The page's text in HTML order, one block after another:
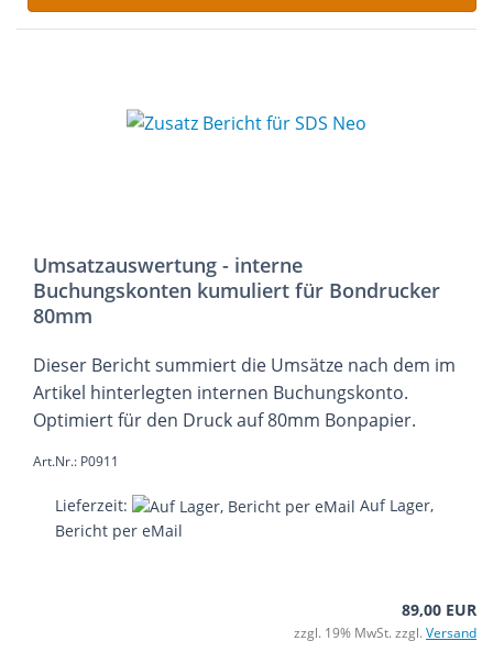
Umsatzauswertung - interne
Buchungskonten kumuliert für Bondrucker
80mm
Dieser Bericht summiert die Umsätze nach dem im
Artikel hinterlegten internen Buchungskonto.
Optimiert für den Druck auf 80mm Bonpapier.
Art.Nr.: P0911
Lieferzeit:
Auf Lager,
Bericht per eMail
89,00 EUR
zzgl. 19% MwSt. zzgl. Versand